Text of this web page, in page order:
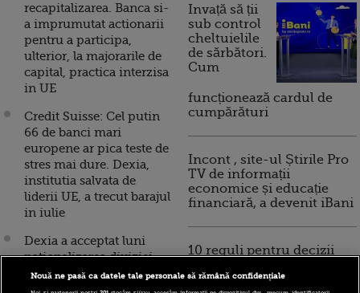
recapitalizarea. Banca si-
a imprumutat actionarii
pentru a participa,
ulterior, la majorarile de
capital, practica interzisa
in UE
Credit Suisse: Cel putin
66 de banci mari
europene ar pica teste de
stres mai dure. Dexia,
institutia salvata de
liderii UE, a trecut barajul
in iulie
Dexia a acceptat luni
nationalizarea diviziei
bancare din Belgia. Cat
costa o banca
Invață să ții
sub control
cheltuielile
de sărbători.
Cum
funcționează cardul de
cumpărături
Incont , site-ul Știrile Pro
TV de informații
economice și educație
financiară, a devenit iBani
10 reguli pentru decizii
Nouă ne pasă ca datele tale personale să rămână confidențiale